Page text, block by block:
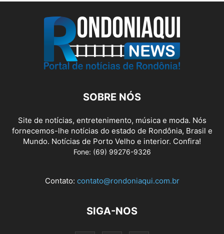
SOBRE NÓS
Site de notícias, entretenimento, música e moda. Nós
fornecemos-lhe notícias do estado de Rondônia, Brasil e
Mundo. Notícias de Porto Velho e interior. Confira!
Fone: (69) 99276-9326
Contato: contato@rondoniaqui.com.br
SIGA-NOS